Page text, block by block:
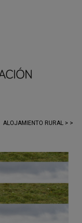
ALOJAMIENTO RURAL > >